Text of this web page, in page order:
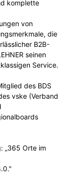
komplette
von
die
B2B-
seinen
Service.
des BDS
vske (Verband
„365 Orte im